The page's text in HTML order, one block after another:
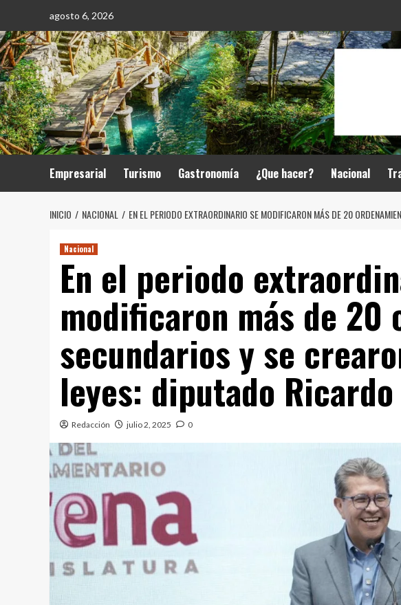
contenido
agosto 6, 2026
Empresarial Turismo Gastronomía ¿Que hacer? Nacional
INICIO NACIONAL EN EL PERIODO EXTRAORDINARIO SE MODIFICARON MÁS DE 20
Nacional
En el periodo
modificaron más de 20
secundarios y se
leyes: diputado
Redacción julio 2, 2025 0